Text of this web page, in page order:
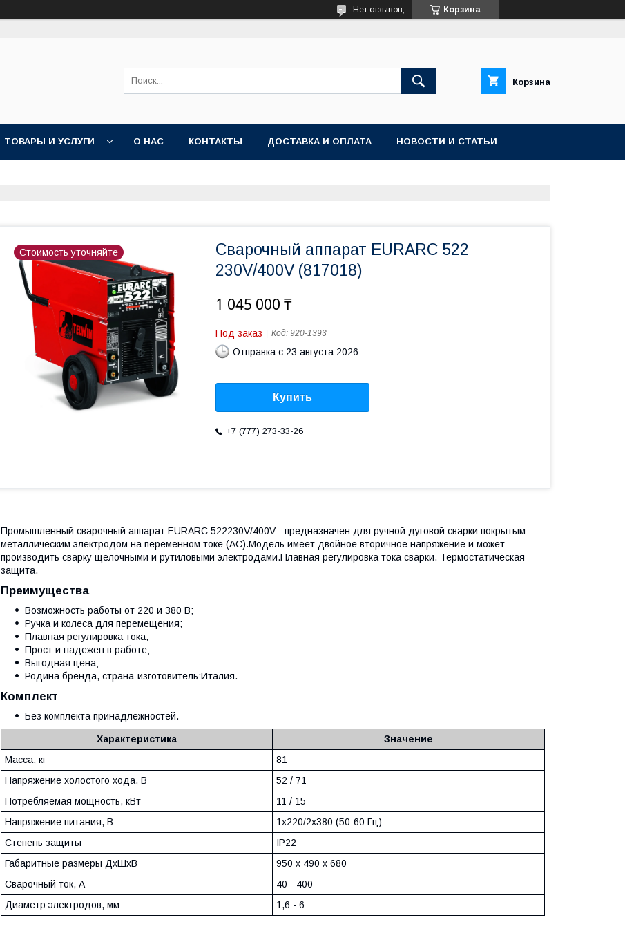
Корзина
Нет отзывов,
Корзина
ТОВАРЫ И УСЛУГИ О НАС КОНТАКТЫ ДОСТАВКА И ОПЛАТА НОВОСТИ И СТАТЬИ
Стоимость уточняйте
Сварочный аппарат EURARC 522
230V/400V (817018)
1 045 000 ₸
Под заказ Код: 920-1393
Отправка с 23 августа 2026
Купить
+7 (777) 273-33-26
Промышленный сварочный аппарат EURARC 522230V/400V - предназначен для ручной дуговой сварки покрытым
металлическим электродом на переменном токе (AC).Модель имеет двойное вторичное напряжение и может
производить сварку щелочными и рутиловыми электродами.Плавная регулировка тока сварки. Термостатическая
защита.
Преимущества
Возможность работы от 220 и 380 В;
Ручка и колеса для перемещения;
Плавная регулировка тока;
Прост и надежен в работе;
Выгодная цена;
Родина бренда, страна-изготовитель:Италия.
Комплект
Без комплекта принадлежностей.
Характеристика
Значение
Масса, кг
81
Напряжение холостого хода, В
52 / 71
Потребляемая мощность, кВт
11 / 15
Напряжение питания, В
1х220/2х380 (50-60 Гц)
Степень защиты
IP22
Габаритные размеры ДхШхВ
950 x 490 x 680
Сварочный ток, А
40 - 400
Диаметр электродов, мм
1,6 - 6